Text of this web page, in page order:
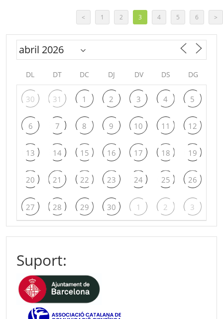
< 1 2 3 4 5 6 >
DL DT DC DJ DV DS DG
30 31 1 2 3 4 5
6 7 8 9 10 11 12
13 14 15 16 17 18 19
20 21 22 23 24 25 26
27 28 29 30 1 2 3
Suport: